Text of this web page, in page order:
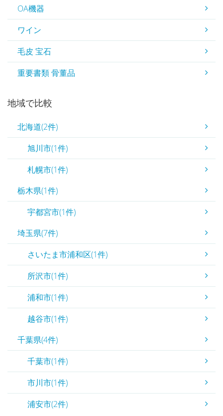
OA機器
ワイン
毛皮 宝石
重要書類 骨董品
地域で比較
北海道(2件)
旭川市(1件)
札幌市(1件)
栃木県(1件)
宇都宮市(1件)
埼玉県(7件)
さいたま市浦和区(1件)
所沢市(1件)
浦和市(1件)
越谷市(1件)
千葉県(4件)
千葉市(1件)
市川市(1件)
浦安市(2件)